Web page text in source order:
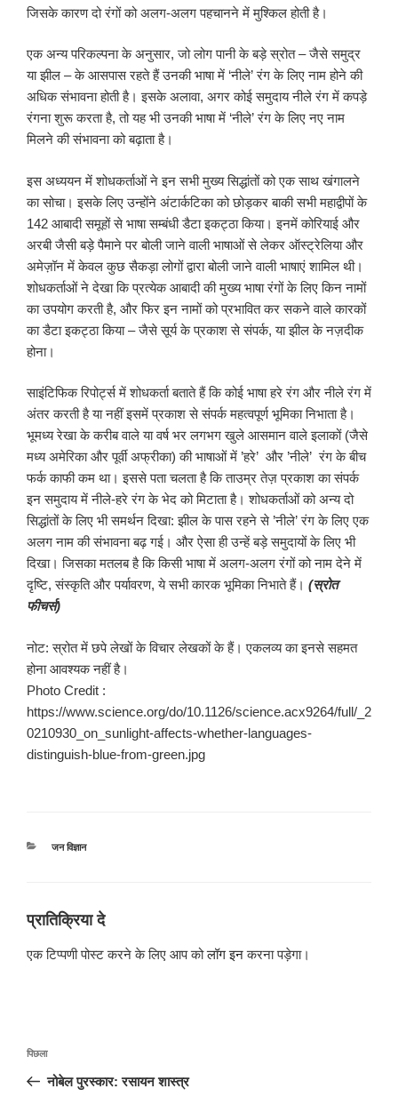
जिसके कारण दो रंगों को अलग-अलग पहचानने में मुश्किल होती है।
एक अन्य परिकल्पना के अनुसार, जो लोग पानी के बड़े स्रोत – जैसे समुद्र
या झील – के आसपास रहते हैं उनकी भाषा में ‘नीले’ रंग के लिए नाम होने की
अधिक संभावना होती है। इसके अलावा, अगर कोई समुदाय नीले रंग में कपड़े
रंगना शुरू करता है, तो यह भी उनकी भाषा में ‘नीले’ रंग के लिए नए नाम
मिलने की संभावना को बढ़ाता है।
इस अध्ययन में शोधकर्ताओं ने इन सभी मुख्य सिद्धांतों को एक साथ खंगालने
का सोचा। इसके लिए उन्होंने अंटार्कटिका को छोड़कर बाकी सभी महाद्वीपों के
142 आबादी समूहों से भाषा सम्बंधी डैटा इकट्ठा किया। इनमें कोरियाई और
अरबी जैसी बड़े पैमाने पर बोली जाने वाली भाषाओं से लेकर ऑस्ट्रेलिया और
अमेज़ॉन में केवल कुछ सैकड़ा लोगों द्वारा बोली जाने वाली भाषाएं शामिल थी।
शोधकर्ताओं ने देखा कि प्रत्येक आबादी की मुख्य भाषा रंगों के लिए किन नामों
का उपयोग करती है, और फिर इन नामों को प्रभावित कर सकने वाले कारकों
का डैटा इकट्ठा किया – जैसे सूर्य के प्रकाश से संपर्क, या झील के नज़दीक
होना।
साइंटिफिक रिपोर्ट्स में शोधकर्ता बताते हैं कि कोई भाषा हरे रंग और नीले रंग में
अंतर करती है या नहीं इसमें प्रकाश से संपर्क महत्वपूर्ण भूमिका निभाता है।
भूमध्य रेखा के करीब वाले या वर्ष भर लगभग खुले आसमान वाले इलाकों (जैसे
मध्य अमेरिका और पूर्वी अफ्रीका) की भाषाओं में ’हरे’ और ’नीले’ रंग के बीच
फर्क काफी कम था। इससे पता चलता है कि ताउम्र तेज़ प्रकाश का संपर्क
इन समुदाय में नीले-हरे रंग के भेद को मिटाता है। शोधकर्ताओं को अन्य दो
सिद्धांतों के लिए भी समर्थन दिखा: झील के पास रहने से ’नीले’ रंग के लिए एक
अलग नाम की संभावना बढ़ गई। और ऐसा ही उन्हें बड़े समुदायों के लिए भी
दिखा। जिसका मतलब है कि किसी भाषा में अलग-अलग रंगों को नाम देने में
दृष्टि, संस्कृति और पर्यावरण, ये सभी कारक भूमिका निभाते हैं। (स्रोत
फीचर्स)
नोट: स्रोत में छपे लेखों के विचार लेखकों के हैं। एकलव्य का इनसे सहमत
होना आवश्यक नहीं है।
Photo Credit :
https://www.science.org/do/10.1126/science.acx9264/full/_2
0210930_on_sunlight-affects-whether-languages-
distinguish-blue-from-green.jpg
श्रेणियाँ
जन विज्ञान
प्रातिक्रिया दे
एक टिप्पणी पोस्ट करने के लिए आप कोलॉग इनकरना पड़ेगा।
पोस्ट
पिछला
पोस्ट:
पिछला
नोबेल पुरस्कार: रसायन शास्त्र